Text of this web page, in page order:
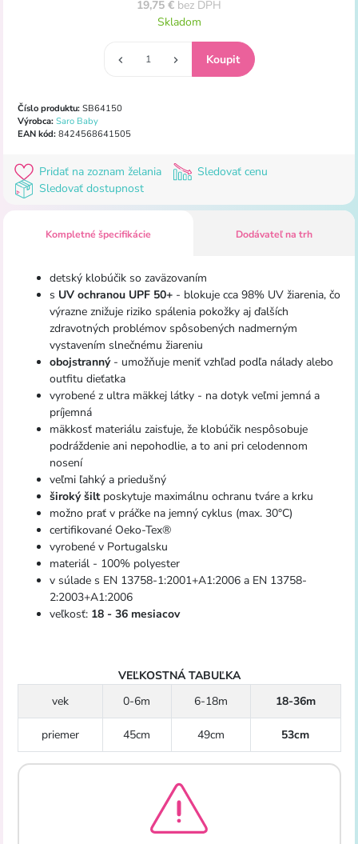
19,75 € bez DPH
Skladom
Číslo produktu:SB64150
Výrobca: Saro Baby
EAN kód:8424568641505
Pridať na zoznam želania
Sledovať cenu
Sledovať dostupnost
Kompletné špecifikácie Dodávateľ na trh
detský klobúčik so zaväzovaním
s UV ochranou UPF 50+- blokuje cca 98% UV žiarenia, čo
výrazne znižuje riziko spálenia pokožky aj ďalších
zdravotných problémov spôsobených nadmerným
vystavením slnečnému žiareniu
obojstranný- umožňuje meniť vzhľad podľa nálady alebo
outfitu dieťatka
vyrobené z ultra mäkkej látky - na dotyk veľmi jemná a
príjemná
mäkkosť materiálu zaisťuje, že klobúčik nespôsobuje
podráždenie ani nepohodlie, a to ani pri celodennom
nosení
veľmi ľahký a priedušný
široký šiltposkytuje maximálnu ochranu tváre a krku
možno prať v práčke na jemný cyklus (max. 30°C)
certifikované Oeko-Tex®
vyrobené v Portugalsku
materiál - 100% polyester
v súlade s EN 13758-1:2001+A1:2006 a EN 13758-
2:2003+A1:2006
veľkosť: 18 - 36 mesiacov
VEĽKOSTNÁ TABUĽKA
vek
0-6m 6-18m 18-36m
priemer 45cm 49cm 53cm